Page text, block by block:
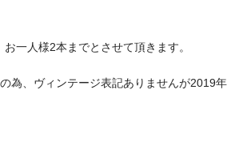
一人様2本までとさせて頂きます。
為、ヴィンテージ表記ありませんが2019年